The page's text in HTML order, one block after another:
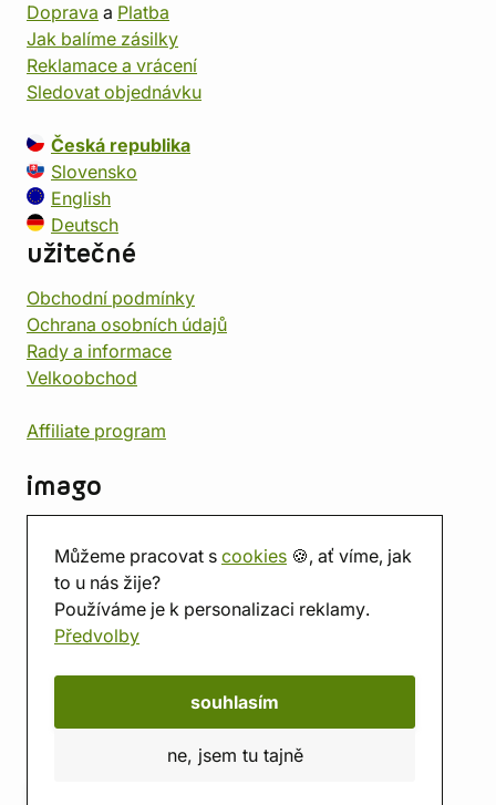
Můžeme pracovat s cookies 🍪, ať víme, jak
to u nás žije?
Používáme je k personalizaci reklamy.
Předvolby
souhlasím
ne, jsem tu tajně
Doprava a Platba
Jak balíme zásilky
Reklamace a vrácení
Sledovat objednávku
Česká republika
Slovensko
English
Deutsch
užitečné
Obchodní podmínky
Ochrana osobních údajů
Rady a informace
Velkoobchod
Affiliate program
imago
Prodejna
Herna
O nás
Hodnocení obchodu